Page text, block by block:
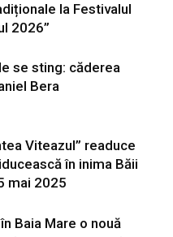
la Festivalul
2026”
se sting: căderea
Bera
Viteazul” readuce
în inima Băii
mai 2025
Baia Mare o nouă